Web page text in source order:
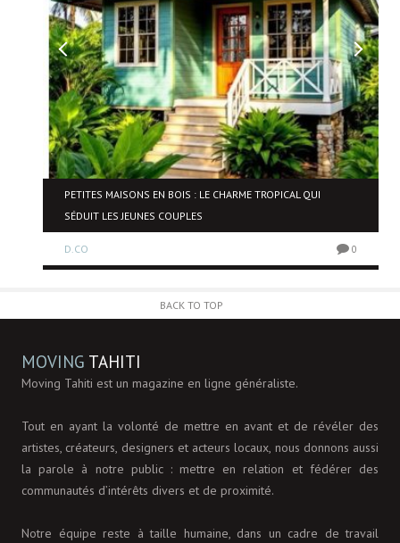
PETITES MAISONS EN BOIS : LE CHARME TROPICAL QUI
SÉDUIT LES JEUNES COUPLES
D.CO 0
BACK TO TOP
MOVING TAHITI
Moving Tahiti est un magazine en ligne généraliste.
Tout en ayant la volonté de mettre en avant et de révéler des
artistes, créateurs, designers et acteurs locaux, nous donnons aussi
la parole à notre public : mettre en relation et fédérer des
communautés d’intérêts divers et de proximité.
Notre équipe reste à taille humaine, dans un cadre de travail